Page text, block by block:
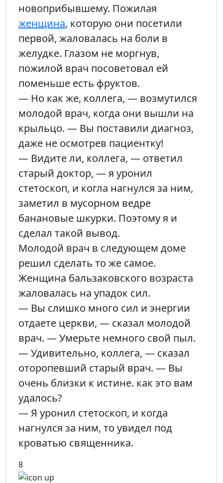
новоприбывшему. Пожилая
женщина, которую они посетили
первой, жаловалась на боли в
желудке. Глазом не моргнув,
пожилой врач посоветовал ей
поменьше есть фруктов.
— Но как же, коллега, — возмутился
молодой врач, когда они вышли на
крыльцо. — Вы поставили диагноз,
даже не осмотрев пациентку!
— Видите ли, коллега, — ответил
старый доктор, — я уронил
стетоскоп, и когла нагнулся за ним,
заметил в мусорном ведре
банановые шкурки. Поэтому я и
сделал такой вывод.
Молодой врач в следующем доме
решил сделать то же самое.
Женщина бальзаковского возраста
жаловалась на упадок сил.
— Вы слишко много сил и энергии
отдаете церкви, — сказал молодой
врач. — Умерьте немного свой пыл.
— Удивительно, коллега, — сказал
оторопевший старый врач. — Вы
очень близки к истине. как это вам
удалось?
— Я уронил стетоскоп, и когда
нагнулся за ним, то увидел под
кроватью священника.
8